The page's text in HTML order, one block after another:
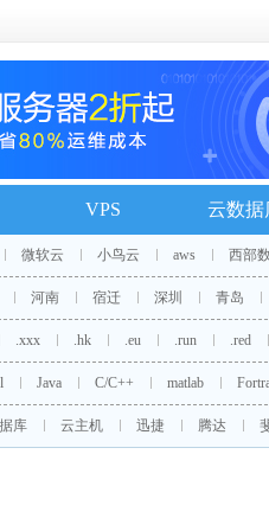
VPS 云数据
微软云 小鸟云 aws 西部
河南 宿迁 深圳 青岛
.xxx .hk .eu .run .red
Java C/C++ matlab
库 云主机 迅捷 腾达